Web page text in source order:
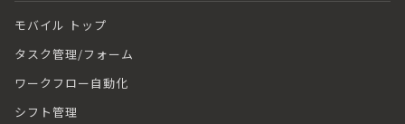
モバイル トップ
タスク管理/フォーム
ワークフロー自動化
シフト管理